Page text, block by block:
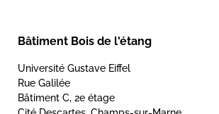
Bâtiment Bois de l'étang
Université Gustave Eiffel
Rue Galilée
Bâtiment C, 2e étage